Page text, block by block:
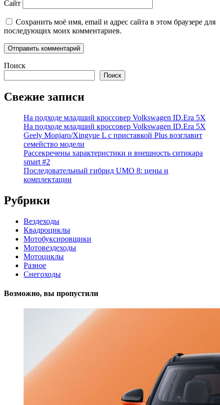
Сайт
Сохранить моё имя, email и адрес сайта в этом браузере для
последующих моих комментариев.
Поиск
Поиск
Свежие записи
На подходе младший кроссовер Volkswagen ID.Era 5X
На подходе младший кроссовер Volkswagen ID.Era 5X
Geely Monjaro/Xingyue L с приставкой Plus возглавит
семейство модели
Рассекречены характеристики и внешность ситикара
smart #2
Последовательный гибрид UMO 8: цены и
комплектации
Рубрики
Вездеходы
Квадроциклы
Мотобуксировщики
Мотовездеходы
Мотоциклы
Разное
Снегоходы
Возможно, вы пропустили